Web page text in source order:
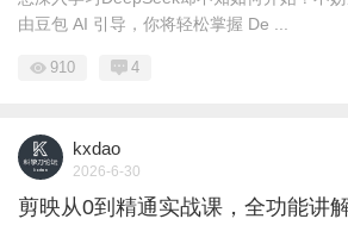
由豆包 AI 引导，你将轻松掌握 De ...
910 4
kxdao
2026-6-30
剪映从0到精通实战课，全功能讲